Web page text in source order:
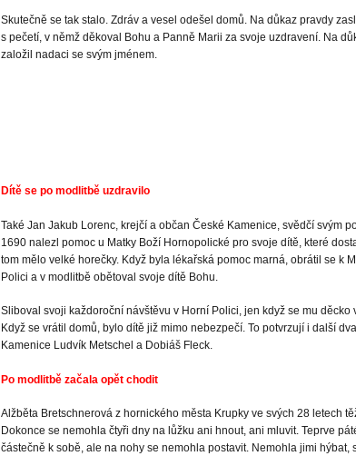
Skutečně se tak stalo. Zdráv a vesel odešel domů. Na důkaz pravdy
s pečetí, v němž děkoval Bohu a Panně Marii za svoje uzdravení. Na
založil nadaci se svým jménem.
Dítě se po modlitbě uzdravilo
Také Jan Jakub Lorenc, krejčí a občan České Kamenice, svědčí svým
1690 nalezl pomoc u Matky Boží Hornopolické pro svoje dítě, které
tom mělo velké horečky. Když byla lékařská pomoc marná, obrátil se k
Polici a v modlitbě obětoval svoje dítě Bohu.
Sliboval svoji každoroční návštěvu v Horní Polici, jen když se mu děcko
Když se vrátil domů, bylo dítě již mimo nebezpečí. To potvrzují i další
Kamenice Ludvík Metschel a Dobiáš Fleck.
Po modlitbě začala opět chodit
Alžběta Bretschnerová z hornického města Krupky ve svých 28 letech
Dokonce se nemohla čtyři dny na lůžku ani hnout, ani mluvit. Teprve
částečně k sobě, ale na nohy se nemohla postavit. Nemohla jimi hýbat,